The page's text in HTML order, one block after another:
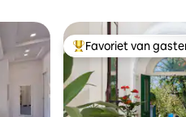
Topfavoriet van
Favoriet van